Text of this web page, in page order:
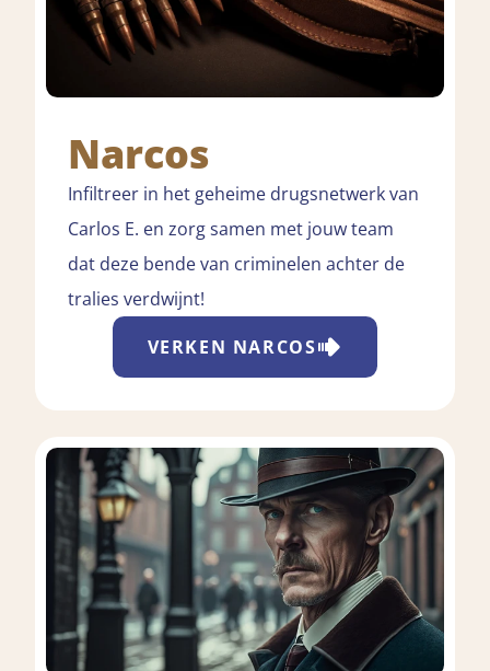
Narcos
Infiltreer in het geheime drugsnetwerk van
Carlos E. en zorg samen met jouw team
dat deze bende van criminelen achter de
tralies verdwijnt!
VERKEN NARCOS